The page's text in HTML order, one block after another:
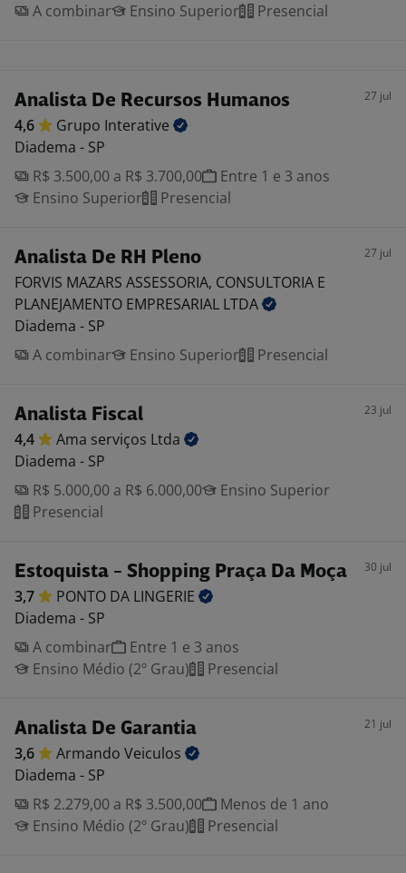
A combinar
Ensino Superior Presencial
Analista De Recursos Humanos 27 jul
4,6 Grupo Interative
Diadema - SP
R$ 3.500,00 a R$ 3.700,00
Entre 1 e 3 anos
Ensino Superior
Presencial
Analista De RH Pleno 27 jul
FORVIS MAZARS ASSESSORIA, CONSULTORIA E
PLANEJAMENTO EMPRESARIAL LTDA
Diadema - SP
A combinar
Ensino Superior Presencial
Analista Fiscal 23 jul
4,4 Ama serviços Ltda
Diadema - SP
R$ 5.000,00 a R$ 6.000,00
Ensino Superior
Presencial
Estoquista - Shopping Praça Da Moça 30 jul
3,7 PONTO DA LINGERIE
Diadema - SP
A combinar
Entre 1 e 3 anos
Ensino Médio (2º Grau)
Presencial
Analista De Garantia 21 jul
3,6 Armando Veiculos
Diadema - SP
R$ 2.279,00 a R$ 3.500,00
Menos de 1 ano
Ensino Médio (2º Grau)
Presencial